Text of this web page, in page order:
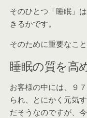
そのひとつ「睡眠」
きるかです。
そのために重要なこ
睡眠の質を高
お客様の中には、９
られ、とにかく元気
だそうなのですが、